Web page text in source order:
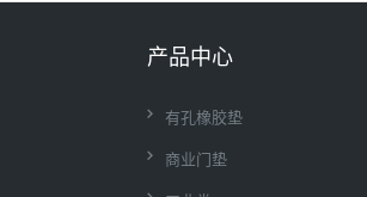
产品中心
有孔橡胶垫
商业门垫